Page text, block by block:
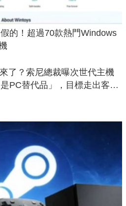
的！超過70款熱門Windows
了？索尼總裁曝次世代主機
是PC替代品」，目標走出客